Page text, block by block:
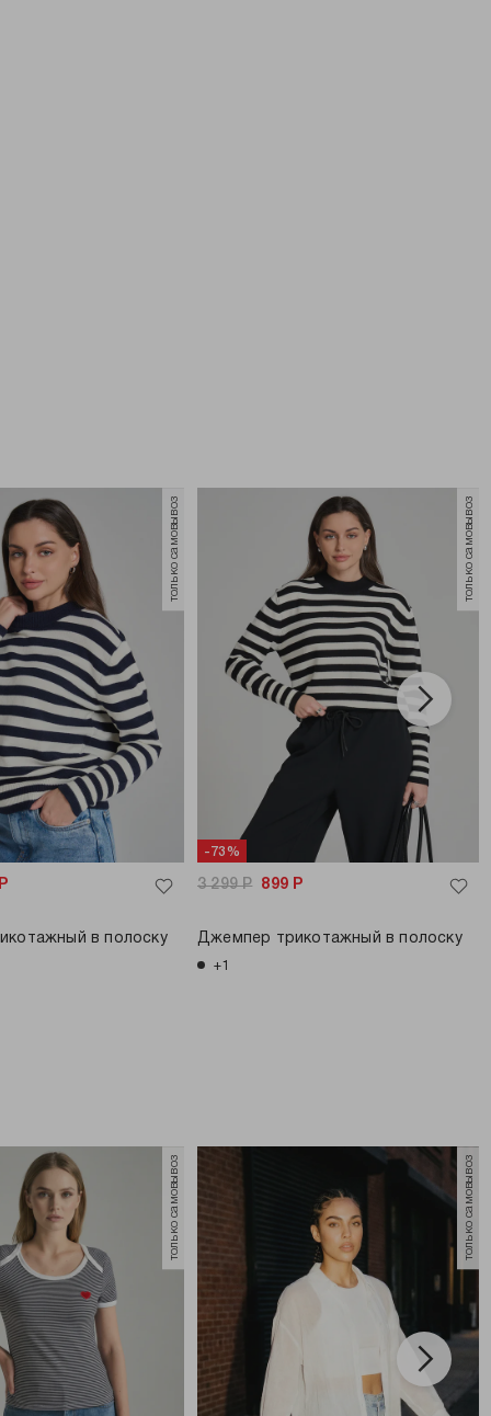
только самовывоз
Р
в полоску
-73%
только самовывоз
3 299Р 899 Р
Джемпер трикотажный в полоску
+1
только самовывоз только самовывоз